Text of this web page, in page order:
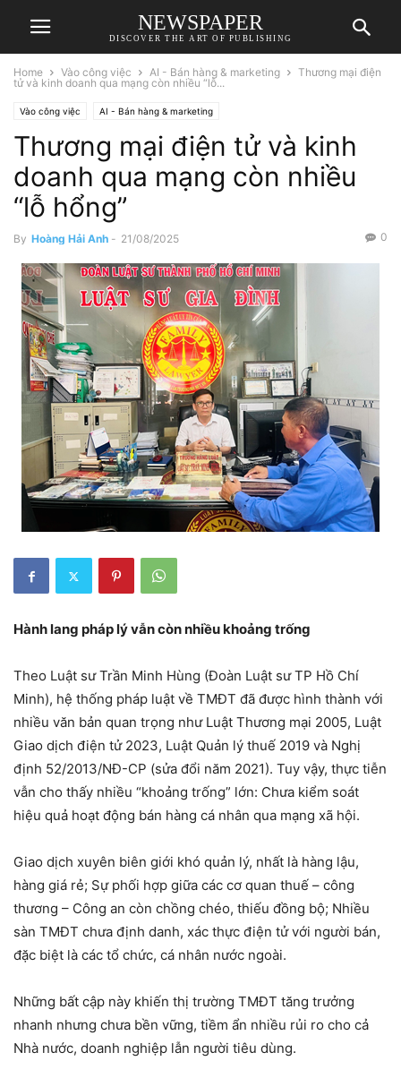
NEWSPAPER
DISCOVER THE ART OF PUBLISHING
Home Vào công việc AI - Bán hàng & marketing
Thương mại điện
tử và kinh doanh qua mạng còn nhiều “lỗ...
Vào công việc AI - Bán hàng & marketing
Thương mại điện tử và kinh
doanh qua mạng còn nhiều
“lỗ hổng”
By Hoàng Hải Anh - 21/08/2025 0
Hành lang pháp lývẫn còn nhiều khoảng trống
Theo Luật sư Trần Minh Hùng (Đoàn Luật sư TP Hồ Chí
Minh), hệ thống pháp luật về TMĐT đã được hình thành với
nhiều văn bản quan trọng như Luật Thương mại 2005, Luật
Giao dịch điện tử 2023, Luật Quản lý thuế 2019 và Nghị
định 52/2013/NĐ-CP (sửa đổi năm 2021). Tuy vậy, thực tiễn
vẫn cho thấy nhiều “khoảng trống” lớn: Chưa kiểm soát
hiệu quả hoạt động bán hàng cá nhân qua mạng xã hội.
Giao dịch xuyên biên giới khó quản lý, nhất là hàng lậu,
hàng giá rẻ; Sự phối hợp giữa các cơ quan thuế – công
thương – Công an còn chồng chéo, thiếu đồng bộ; Nhiều
sàn TMĐT chưa định danh, xác thực điện tử với người bán,
đặc biệt là các tổ chức, cá nhân nước ngoài.
Những bất cập này khiến thị trường TMĐT tăng trưởng
nhanh nhưng chưa bền vững, tiềm ẩn nhiều rủi ro cho cả
Nhà nước, doanh nghiệp lẫn người tiêu dùng.